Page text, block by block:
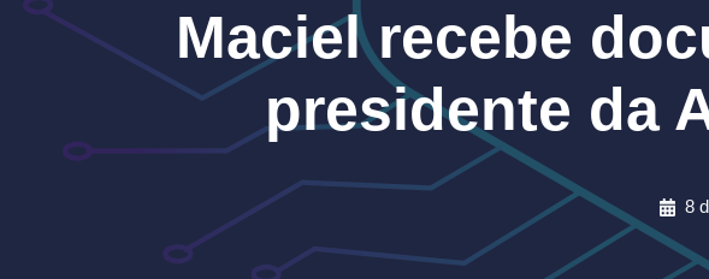
Maciel recebe
presidente da
8